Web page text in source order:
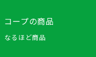
コープの商品
なるほど商品